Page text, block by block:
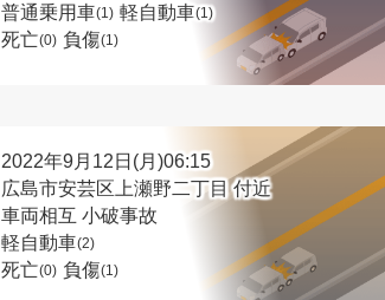
普通乗用車(1) 軽自動車(1)
死亡(0) 負傷(1)
2022年9月12日(月)06:15
広島市安芸区上瀬野二丁目 付近
車両相互 小破事故
軽自動車(2)
死亡(0) 負傷(1)